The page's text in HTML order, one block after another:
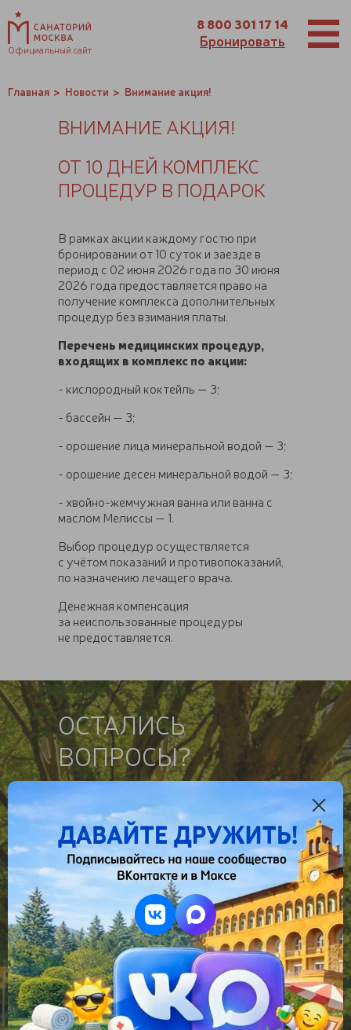
Официальный сайт
8 800 301 17 14
Бронировать
Главная Новости Внимание акция!
ВНИМАНИЕ АКЦИЯ!
ОТ 10 ДНЕЙ КОМПЛЕКС
ПРОЦЕДУР В ПОДАРОК
В рамках акции каждому гостю при
бронировании от 10 суток и заезде в
период с 02 июня 2026 года по 30 июня
2026 года предоставляется право на
получение комплекса дополнительных
процедур без взимания платы.
Перечень медицинских процедур,
входящих в комплекс по акции:
- кислородный коктейль — 3;
- бассейн — 3;
- орошение лица минеральной водой — 3;
- орошение десен минеральной водой — 3;
- хвойно-жемчужная ванна или ванна с
маслом Мелиссы — 1.
Выбор процедур осуществляется
с учётом показаний и противопоказаний,
по назначению лечащего врача.
Денежная компенсация
за неиспользованные процедуры
не предоставляется.
ОСТАЛИСЬ
ВОПРОСЫ?
Свяжитесь с нами, всё подробно